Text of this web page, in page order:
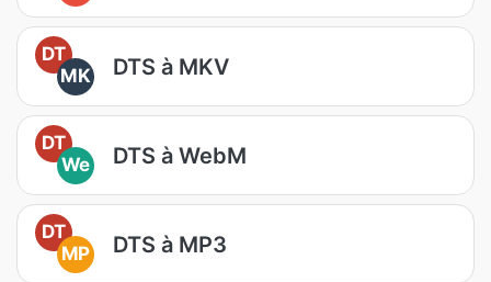
DT
MK
DTS à MKV
DT
We
DTS à WebM
DT
MP
DTS à MP3